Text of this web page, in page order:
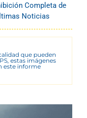
Completa de
Noticias
que pueden
estas imágenes
este informe